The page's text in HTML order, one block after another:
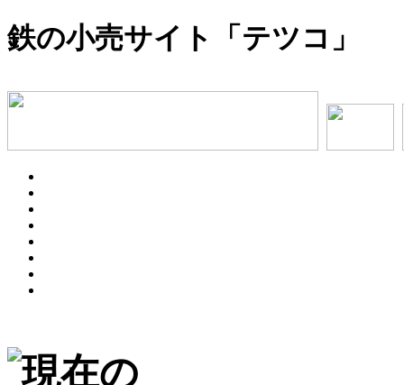
鉄の小売サイト「テツコ」